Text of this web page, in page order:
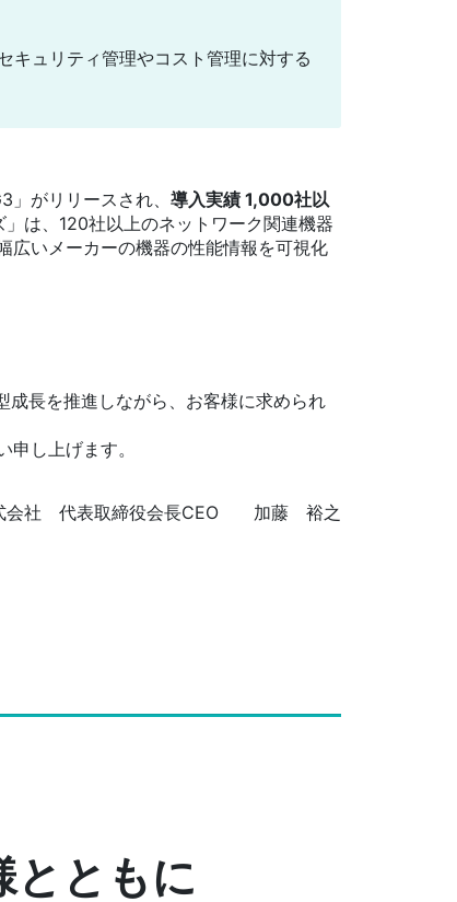
キュリティ管理やコスト管理に対する
がリリースされ、 導入実績 1,000社以
は、120社以上のネットワーク関連機器
広いメーカーの機器の性能情報を可視化
成長を推進しながら、お客様に求められ
し上げます。
会社 代表取締役会長CEO 加藤 裕之
とともに